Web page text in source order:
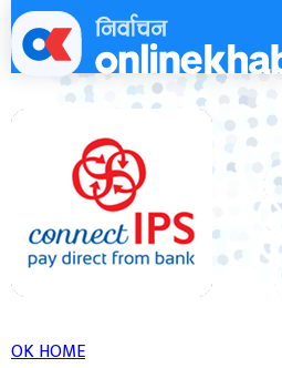
Skip
to
content
OK HOME